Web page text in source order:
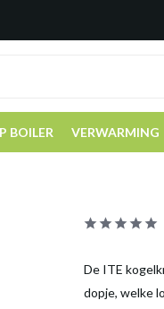
BOILER VERWARMING
De ITE
dopje, welke